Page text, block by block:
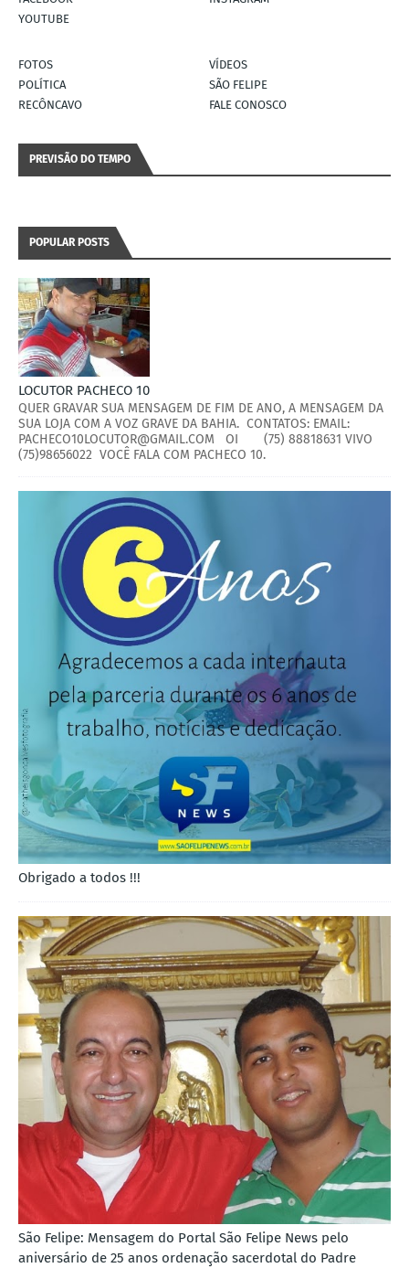
YOUTUBE
FOTOS
VÍDEOS
POLÍTICA
SÃO FELIPE
RECÔNCAVO
FALE CONOSCO
PREVISÃO DO TEMPO
POPULAR POSTS
LOCUTOR PACHECO 10
QUER GRAVAR SUA MENSAGEM DE FIM DE ANO, A MENSAGEM DA
SUA LOJA COM A VOZ GRAVE DA BAHIA. CONTATOS: EMAIL:
PACHECO10LOCUTOR@GMAIL.COM OI (75) 88818631 VIVO
(75)98656022 VOCÊ FALA COM PACHECO 10.
Obrigado a todos !!!
São Felipe: Mensagem do Portal São Felipe News pelo
aniversário de 25 anos ordenação sacerdotal do Padre